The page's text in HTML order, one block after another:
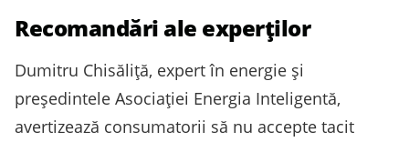
Recomandări ale experților
Dumitru Chisăliță, expert în energie și
președintele Asociației Energia Inteligentă,
avertizează consumatorii să nu accepte tacit